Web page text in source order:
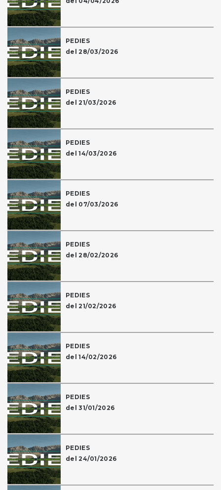
PEDIES
del 28/03/2026
PEDIES
del 21/03/2026
PEDIES
del 14/03/2026
PEDIES
del 07/03/2026
PEDIES
del 28/02/2026
PEDIES
del 21/02/2026
PEDIES
del 14/02/2026
PEDIES
del 31/01/2026
PEDIES
del 24/01/2026